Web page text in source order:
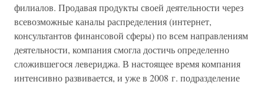
филиалов. Продавая продукты своей деятельности через
всевозможные каналы распределения (интернет,
консультантов финансовой сферы) по всем направлениям
деятельности, компания смогла достичь определенно
сложившегося левериджа. В настоящее время компания
интенсивно развивается, и уже в 2008 г. подразделение